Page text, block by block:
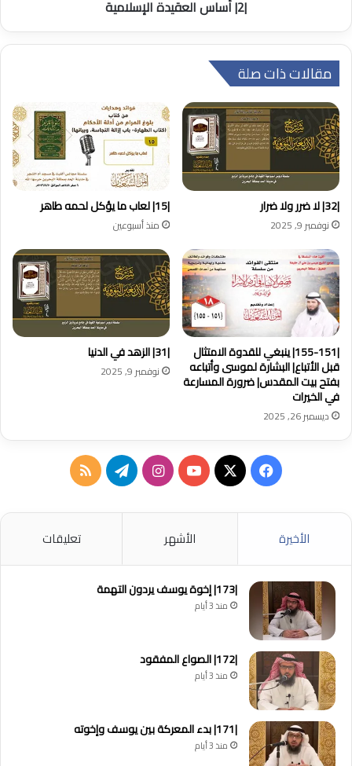
|2| أساس العقيدة الإسلامية
مقالات ذات صلة
|32| لا ضرر ولا ضرار
نوفمبر 9, 2025
|15| لعاب ما يؤكل لحمه طاهر
منذ أسبوعين
|155-151| ينبغي للقدوة الامتثال
قبل الأتباع| البشارة لموسى وأتباعه
بفتح بيت المقدس| ضرورة المسارعة
في الخيرات
ديسمبر 26, 2025
|31| الزهد في الدنيا
نوفمبر 9, 2025
فيسبوك
‫X
‫YouTubeانستقرامتيلقرامملخص
RSS
الأخيرة الأشهر تعليقات
|173| إخوة يوسف يردون التهمة
منذ 3 أيام
|172| الصواع المفقود
منذ 3 أيام
|171| بدء المعركة بين يوسف وإخوته
منذ 3 أيام